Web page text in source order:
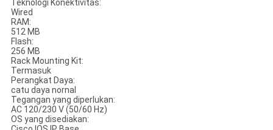
Teknologi Konektivitas:
Wired
RAM:
512 MB
Flash:
256 MB
Rack Mounting Kit:
Termasuk
Perangkat Daya:
catu daya nornal
Tegangan yang diperlukan:
AC 120/230 V (50/60 Hz)
OS yang disediakan: